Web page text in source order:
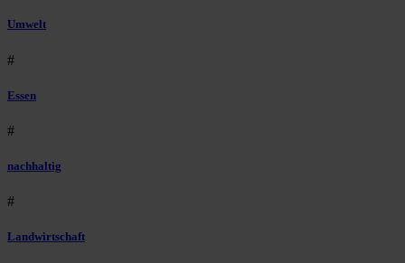
Umwelt
#
Essen
#
nachhaltig
#
Landwirtschaft